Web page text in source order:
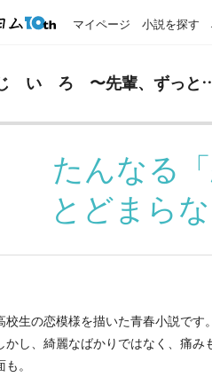
マイページ 小説を探す
い ろ 〜先輩、ずっと
たんなる
とどまら
校生の恋模様を描いた青春小説です。
かし、綺麗なばかりではなく、痛
も。